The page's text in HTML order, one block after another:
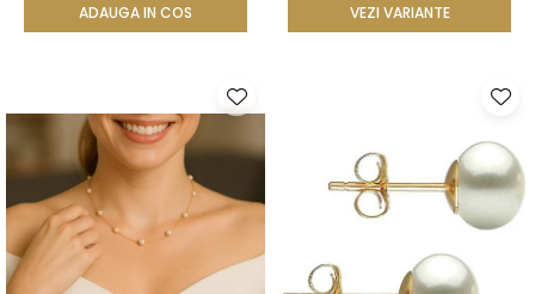
ADAUGA IN COS VEZI VARIANTE